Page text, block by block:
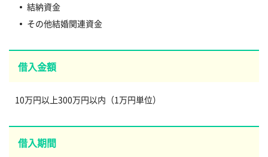
結納資金
その他結婚関連資金
借入金額
10万円以上300万円以内（1万円単位）
借入期間